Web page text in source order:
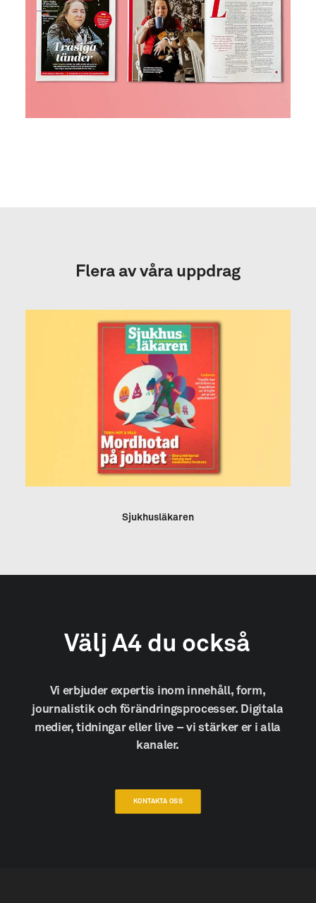
Flera av våra uppdrag
Sjukhusläkaren
Välj A4 du också
Vi erbjuder expertis inom innehåll, form,
journalistik och förändringsprocesser. Digitala
medier, tidningar eller live – vi stärker er i alla
kanaler.
KONTAKTA OSS